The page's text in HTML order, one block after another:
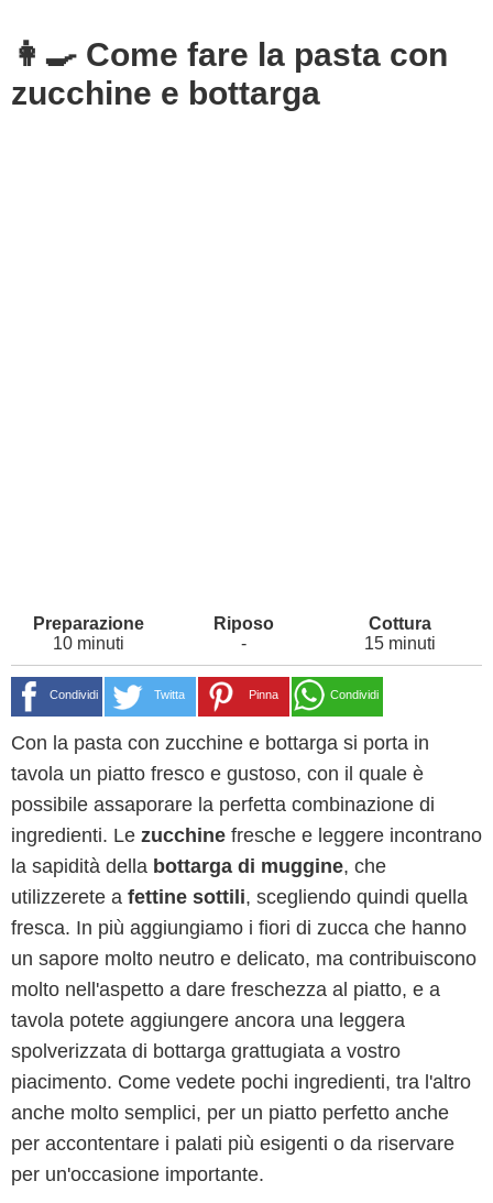
👩‍🍳 Come fare la pasta con
zucchine e bottarga
10 minuti - 15 minuti
Condividi Twitta Pinna Condividi
Con la pasta con zucchine e bottarga si porta in
tavola un piatto fresco e gustoso, con il quale è
possibile assaporare la perfetta combinazione di
ingredienti. Le zucchine fresche e leggere incontrano
la sapidità della bottarga di muggine, che
utilizzerete a fettine sottili, scegliendo quindi quella
fresca. In più aggiungiamo i fiori di zucca che hanno
un sapore molto neutro e delicato, ma contribuiscono
molto nell'aspetto a dare freschezza al piatto, e a
tavola potete aggiungere ancora una leggera
spolverizzata di bottarga grattugiata a vostro
piacimento. Come vedete pochi ingredienti, tra l'altro
anche molto semplici, per un piatto perfetto anche
per accontentare i palati più esigenti o da riservare
per un'occasione importante.